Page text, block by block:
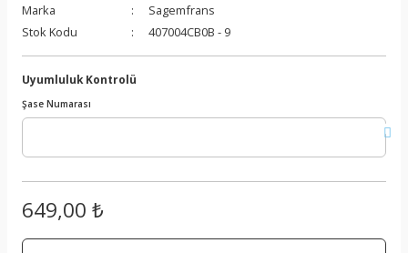
Marka
Sagemfrans
Stok Kodu
407004CB0B - 9
Uyumluluk Kontrolü
Şase Numarası
649,00 ₺